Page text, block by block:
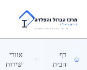
Skip to main content
דף
הבית
אזורי
שירות